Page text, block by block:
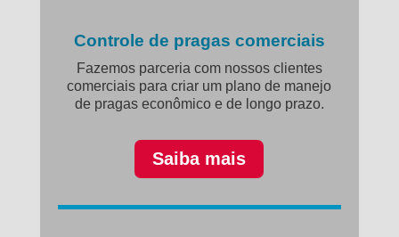
Controle de pragas comerciais
Fazemos parceria com nossos clientes
comerciais para criar um plano de manejo
de pragas econômico e de longo prazo.
Saiba mais